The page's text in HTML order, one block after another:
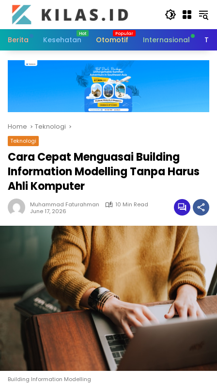
Skip
content
Berita
Kesehatan Otomotif Internasional
Home Teknologi
Teknologi
Cara Cepat Menguasai Building
Information Modelling Tanpa Harus
Ahli Komputer
Muhammad Faturahman
10 Min Read
June 17, 2026
Building Information Modelling